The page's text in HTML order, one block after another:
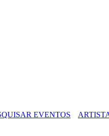
EVENTOS